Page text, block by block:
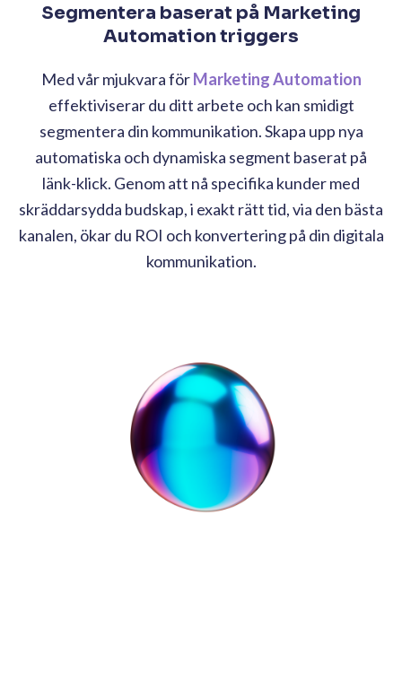
Segmentera baserat på Marketing
Automation triggers
Med vår mjukvara förMarketing Automation
effektiviserar du ditt arbete och kan smidigt
segmentera din kommunikation. Skapa upp nya
automatiska och dynamiska segment baserat på
länk-klick. Genom att nå specifika kunder med
skräddarsydda budskap, i exakt rätt tid, via den bästa
kanalen, ökar du ROI och konvertering på din digitala
kommunikation.